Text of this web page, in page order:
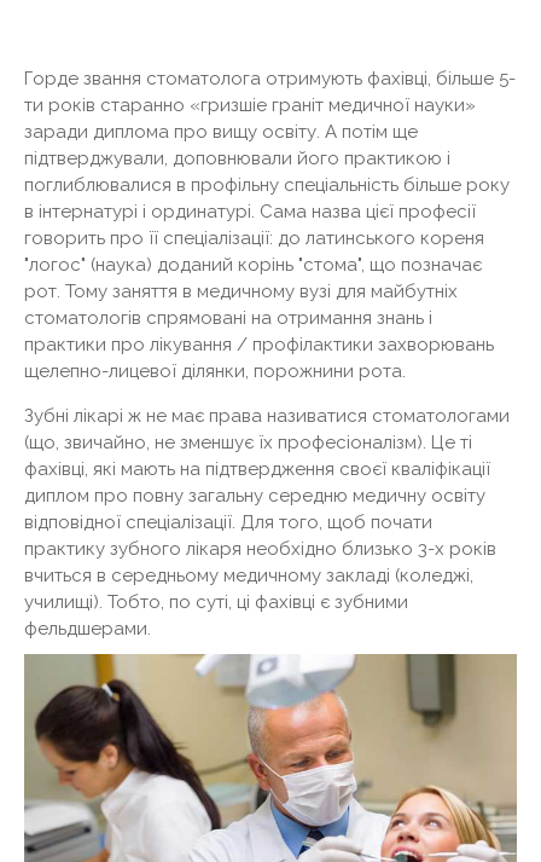
Горде звання стоматолога отримують фахівці, більше 5-
ти років старанно «гризшіе граніт медичної науки»
заради диплома про вищу освіту. А потім ще
підтверджували, доповнювали його практикою і
поглиблювалися в профільну спеціальність більше року
в інтернатурі і ординатурі. Сама назва цієї професії
говорить про її спеціалізації: до латинського кореня
"логос" (наука) доданий корінь "стома", що позначає
рот. Тому заняття в медичному вузі для майбутніх
стоматологів спрямовані на отримання знань і
практики про лікування / профілактики захворювань
щелепно-лицевої ділянки, порожнини рота.
Зубні лікарі ж не має права називатися стоматологами
(що, звичайно, не зменшує їх професіоналізм). Це ті
фахівці, які мають на підтвердження своєї кваліфікації
диплом про повну загальну середню медичну освіту
відповідної спеціалізації. Для того, щоб почати
практику зубного лікаря необхідно близько 3-х років
вчиться в середньому медичному закладі (коледжі,
училищі). Тобто, по суті, ці фахівці є зубними
фельдшерами.